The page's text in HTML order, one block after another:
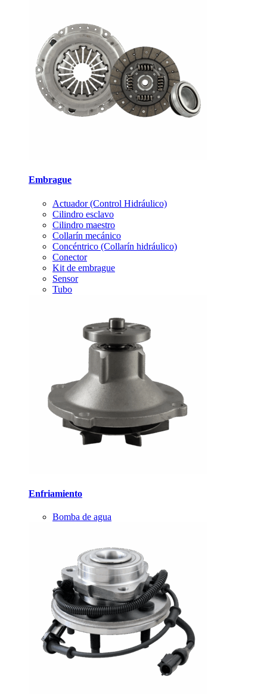
Embrague
Actuador (Control Hidráulico)
Cilindro esclavo
Cilindro maestro
Collarín mecánico
Concéntrico (Collarín hidráulico)
Conector
Kit de embrague
Sensor
Tubo
Enfriamiento
Bomba de agua